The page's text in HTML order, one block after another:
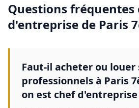
Questions fréquentes
d'entreprise de Paris
Faut-il acheter ou louer
professionnels à Paris
on est chef d'entreprise